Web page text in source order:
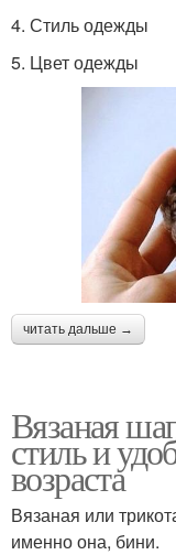
4. Стиль одежды
5. Цвет одежды
читать дальше →
Вязаная
стиль и
возраста
Вязаная или
именно она, бини.